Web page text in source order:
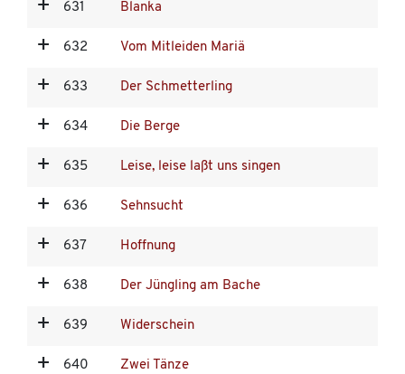
631 Blanka
632 Vom Mitleiden Mariä
633 Der Schmetterling
634 Die Berge
635 Leise, leise laßt uns singen
636 Sehnsucht
637 Hoffnung
638 Der Jüngling am Bache
639 Widerschein
640 Zwei Tänze